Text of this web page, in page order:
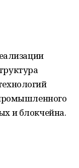
и блокчейна.